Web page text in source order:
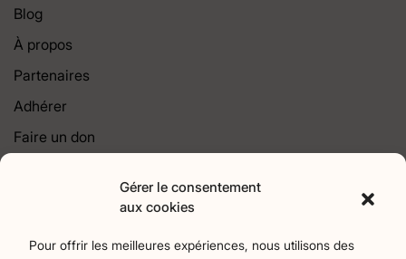
Gérer le consentement
aux cookies
Pour offrir les meilleures expériences, nous utilisons des
Blog
À propos
Partenaires
Adhérer
Faire un don
Agriculture 18 Art et culture256 Associations22